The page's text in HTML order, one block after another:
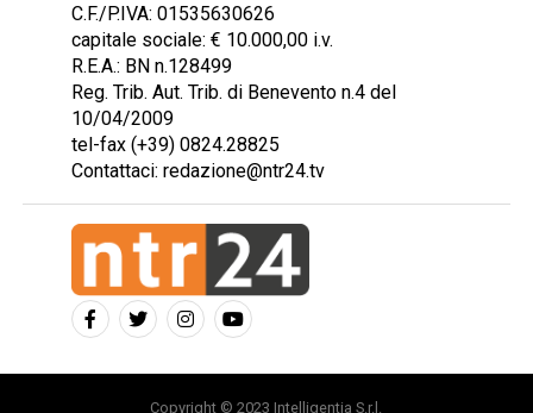
C.F./P.IVA: 01535630626
capitale sociale: € 10.000,00 i.v.
R.E.A.: BN n.128499
Reg. Trib. Aut. Trib. di Benevento n.4 del
10/04/2009
tel-fax (+39) 0824.28825
Contattaci: redazione@ntr24.tv
Copyright © 2023 Intelligentia S.r.l.